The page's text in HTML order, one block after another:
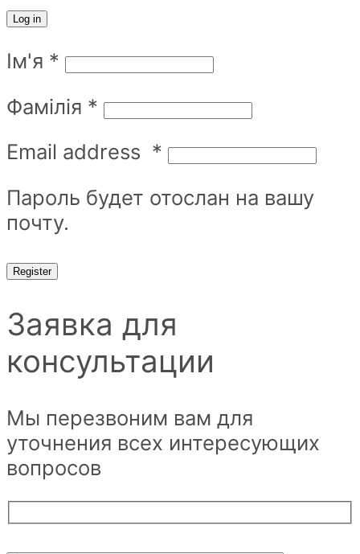
Log in
Ім'я *
Фамілія *
Email address *
Пароль будет отослан на вашу
почту.
Register
Заявка для
консультации
Мы перезвоним вам для
уточнения всех интересующих
вопросов